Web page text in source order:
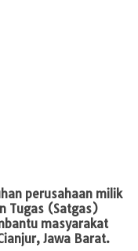
perusahaan milik
Tugas (Satgas)
masyarakat
Jawa Barat.